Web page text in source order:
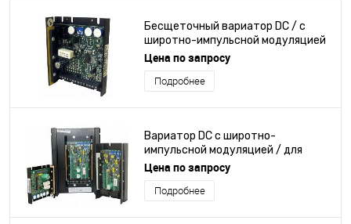
Бесщеточный вариатор DC / с
широтно-импульсной модуляцией
/ для двигателя
Цена по запросу
Подробнее
Вариатор DC с широтно-
импульсной модуляцией / для
двигателя
Цена по запросу
Подробнее